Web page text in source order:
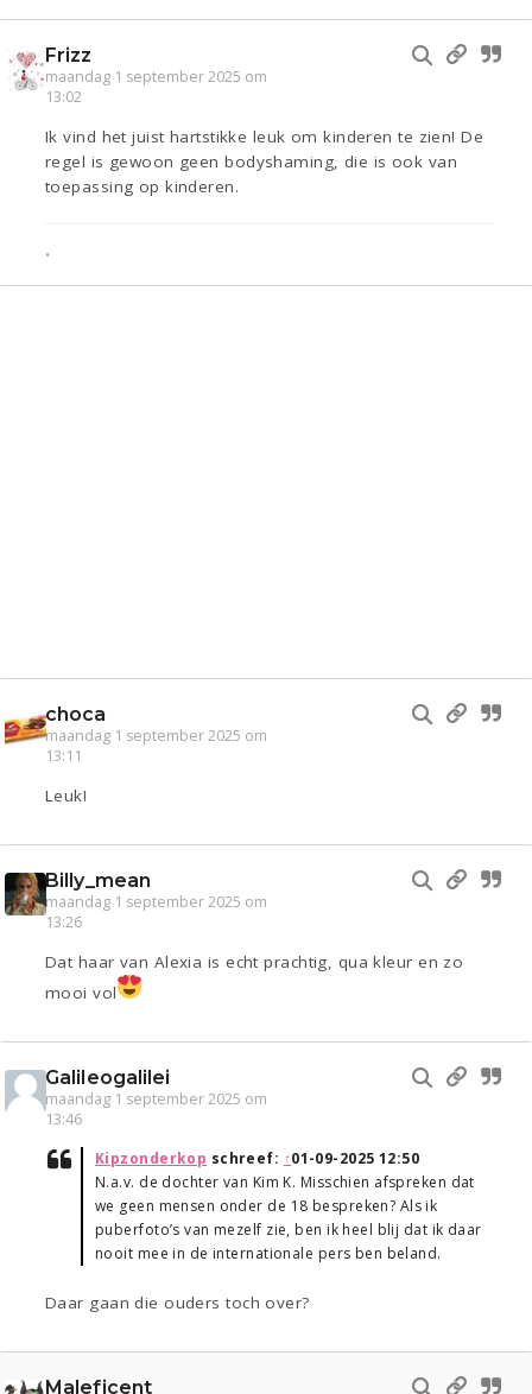
Frizz
maandag 1 september 2025 om
13:02
Ik vind het juist hartstikke leuk om kinderen te zien! De
regel is gewoon geen bodyshaming, die is ook van
toepassing op kinderen.
•
choca
maandag 1 september 2025 om
13:11
Leuk!
Billy_mean
maandag 1 september 2025 om
13:26
Dat haar van Alexia is echt prachtig, qua kleur en zo
mooi vol
Galileogalilei
maandag 1 september 2025 om
13:46
Kipzonderkop schreef: ↑01-09-2025 12:50
N.a.v. de dochter van Kim K. Misschien afspreken dat
we geen mensen onder de 18 bespreken? Als ik
puberfoto’s van mezelf zie, ben ik heel blij dat ik daar
nooit mee in de internationale pers ben beland.
Daar gaan die ouders toch over?
Maleficent